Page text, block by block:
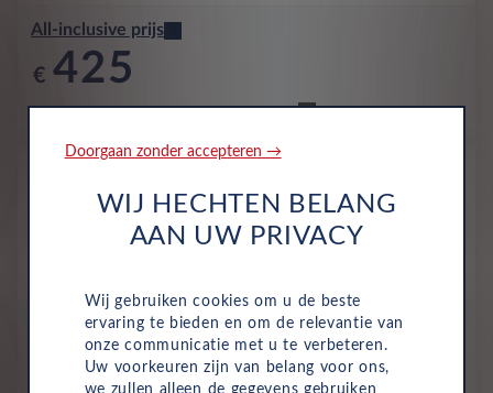
All-inclusive prijs
€ 425
p/m. excl. btw o.b.v 48 mnd en 10,000 km/j
Peugeot 2008
Style 1.2 PureTech 100
All-inclusive prijs
426
Doorgaan zonder accepteren →
WIJ HECHTEN BELANG
AAN UW PRIVACY
Wij gebruiken cookies om u de beste
ervaring te bieden en om de relevantie van
onze communicatie met u te verbeteren.
Uw voorkeuren zijn van belang voor ons,
we zullen alleen de gegevens gebruiken